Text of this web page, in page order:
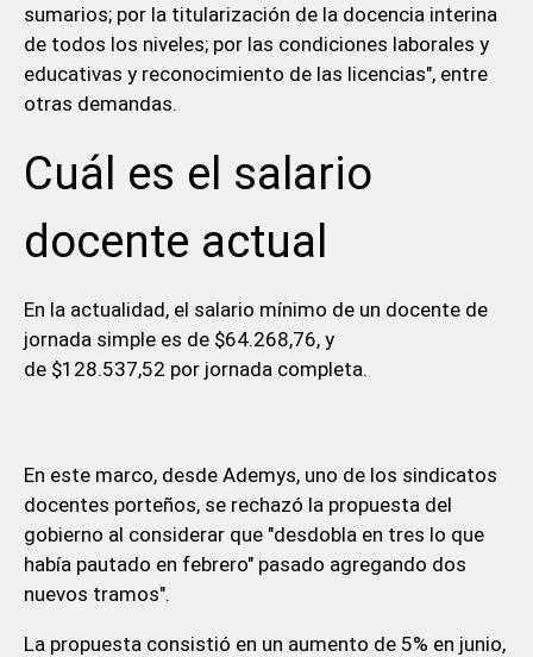
sumarios; por la titularización de la docencia interina
de todos los niveles; por las condiciones laborales y
educativas y reconocimiento de las licencias", entre
otras demandas.
Cuál es el salario
docente actual
En la actualidad, el salario mínimo de un docente de
jornada simple es de $64.268,76, y
de $128.537,52 por jornada completa.
En este marco, desde Ademys, uno de los sindicatos
docentes porteños, se rechazó la propuesta del
gobierno al considerar que "desdobla en tres lo que
había pautado en febrero" pasado agregando dos
nuevos tramos".
La propuesta consistió en un aumento de 5% en junio,